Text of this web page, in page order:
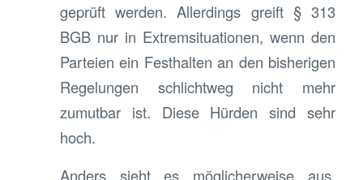
geprüft werden. Allerdings greift § 313
BGB nur in Extremsituationen, wenn den
Parteien ein Festhalten an den bisherigen
Regelungen schlichtweg nicht mehr
zumutbar ist. Diese Hürden sind sehr
hoch.
Anders sieht es möglicherweise aus,